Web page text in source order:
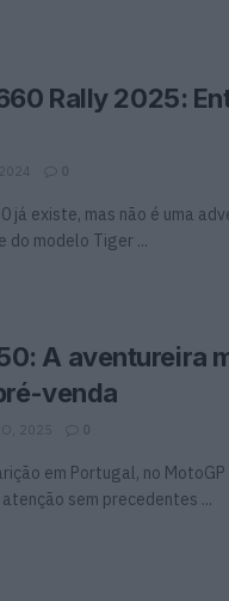
Rally 2025:
0
já existe, mas não é uma
do modelo Tiger ...
A aventureira
venda
2025 0
em Portugal, no
sem precedentes ...